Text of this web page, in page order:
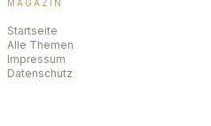
MAGAZIN
Startseite
Alle Themen
Impressum
Datenschutz